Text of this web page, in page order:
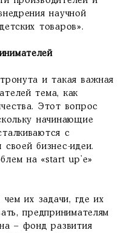
научной
товаров».
и такая важная
тема, как
Этот вопрос
начинающие
с
бизнес-идеи.
на «start up’е»
их задачи, где их
предпринимателям
– фонд развития